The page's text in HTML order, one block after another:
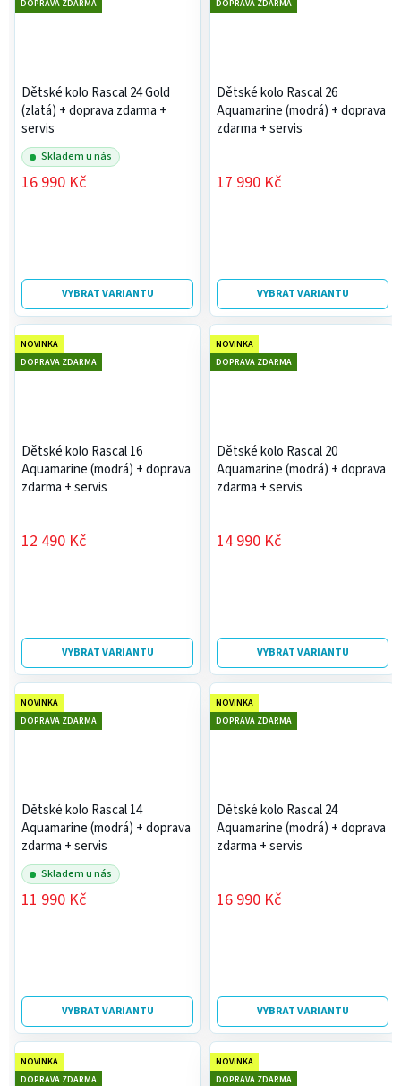
Dětské kolo Rascal 24 Gold
(zlatá) + doprava zdarma +
servis
Skladem u nás
16 990 Kč
VYBRAT VARIANTU
DOPRAVA ZDARMA
Dětské kolo Rascal 26
Aquamarine (modrá) + doprava
zdarma + servis
17 990 Kč
VYBRAT VARIANTU
DOPRAVA ZDARMA
Dětské kolo Rascal 16
Aquamarine (modrá) + doprava
zdarma + servis
12 490 Kč
VYBRAT VARIANTU
NOVINKA
DOPRAVA ZDARMA
Dětské kolo Rascal 20
Aquamarine (modrá) + doprava
zdarma + servis
14 990 Kč
VYBRAT VARIANTU
NOVINKA
DOPRAVA ZDARMA
Dětské kolo Rascal 14
Aquamarine (modrá) + doprava
zdarma + servis
Skladem u nás
11 990 Kč
VYBRAT VARIANTU
NOVINKA
DOPRAVA ZDARMA
Dětské kolo Rascal 24
Aquamarine (modrá) + doprava
zdarma + servis
16 990 Kč
VYBRAT VARIANTU
NOVINKA
DOPRAVA ZDARMA
NOVINKA
DOPRAVA ZDARMA
NOVINKA
DOPRAVA ZDARMA